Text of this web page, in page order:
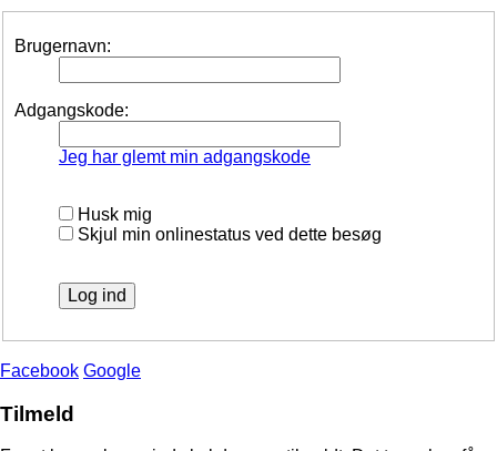
Brugernavn:
Adgangskode:
Jeg har glemt min adgangskode
Husk mig
Skjul min onlinestatus ved dette besøg
Facebook Google
Tilmeld